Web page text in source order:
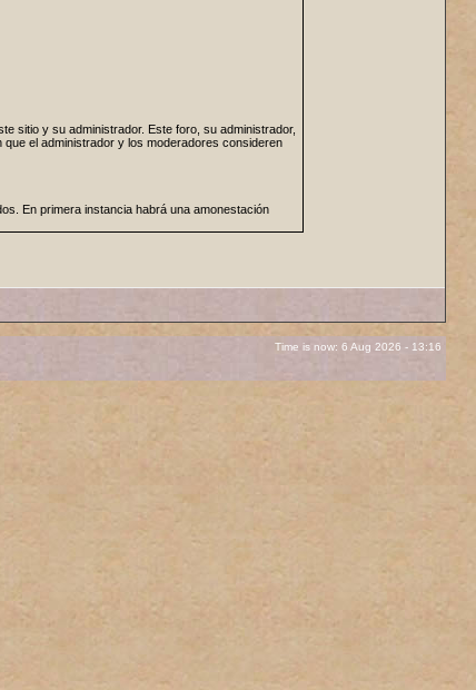
sitio y su administrador. Este foro, su administrador,
el administrador y los moderadores consideren
En primera instancia habrá una amonestación
debe ir determinado post. El administrador
con respecto a las políticas del foro. No se
todas las imagenes y texto usado. Las firmas
el privilegio de tener firma y/o avatar.
Time is now: 6 Aug 2026 - 13:16